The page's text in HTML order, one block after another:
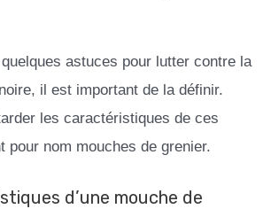
astuces pour lutter contre la
il est important de la définir.
les caractéristiques de ces
pour nom mouches de grenier.
d’une mouche de